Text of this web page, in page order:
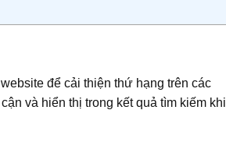
để cải thiện thứ hạng trên các
và hiển thị trong kết quả tìm kiếm khi